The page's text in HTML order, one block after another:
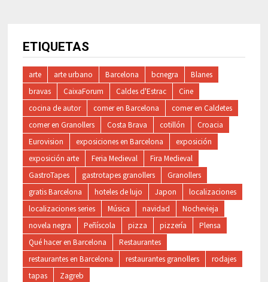
ETIQUETAS
arte arte urbano Barcelona bcnegra
Blanes
bravas
CaixaForum Caldes d'Estrac
Cine
cocina de autor
comer en Barcelona
comer en Caldetes
comer en Granollers
Costa Brava cotillón
Croacia
Eurovision
exposiciones en Barcelona
exposición
exposición arte
Feria Medieval
Fira Medieval
GastroTapes
gastrotapes granollers
Granollers
gratis Barcelona
hoteles de lujo Japon
localizaciones
localizaciones series
Música navidad
Nochevieja
novela negra
Peñíscola pizza pizzería
Plensa
Qué hacer en Barcelona
Restaurantes
restaurantes en Barcelona
restaurantes granollers
rodajes
tapas
Zagreb